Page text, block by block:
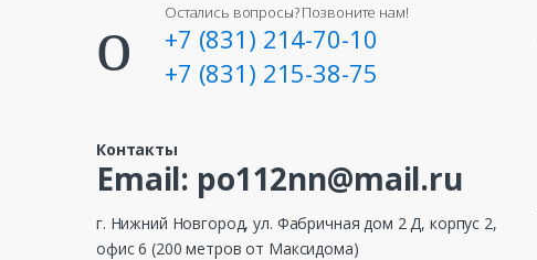
Остались вопросы? Позвоните нам!
+7 (831) 214-70-10
+7 (831) 215-38-75
Контакты
Email: po112nn@mail.ru
г. Нижний Новгород, ул. Фабричная дом 2 Д, корпус 2,
офис 6 (200 метров от Максидома)